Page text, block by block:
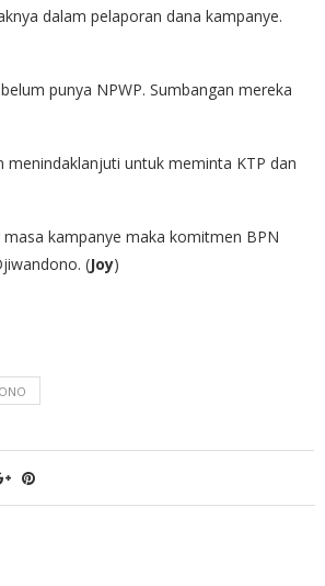
dalam pelaporan dana kampanye.
punya NPWP. Sumbangan mereka
untuk meminta KTP dan
kampanye maka komitmen BPN
(Joy)